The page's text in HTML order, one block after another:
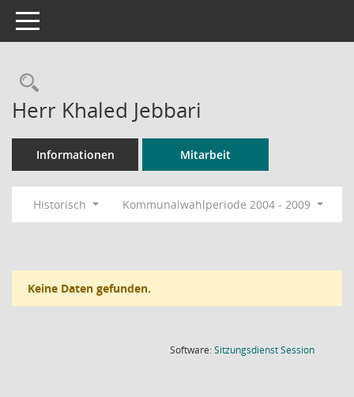
Toggle navigation
Rechercheauswahl
Herr Khaled Jebbari
Informationen Mitarbeit
Historisch Kommunalwahlperiode 2004 - 2009
Keine Daten gefunden.
Software:SitzungsdienstSession(Wird in